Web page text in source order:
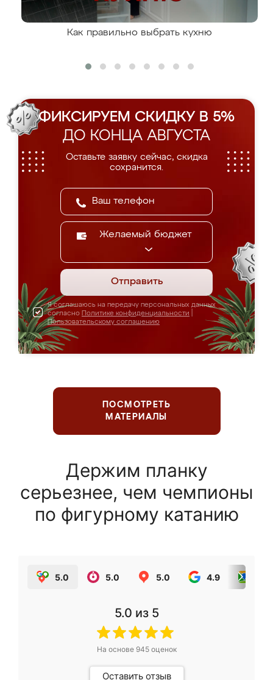
Как правильно выбрать кухню
ФИКСИРУЕМ СКИДКУ В 5%
ДО КОНЦА АВГУСТА
Оставьте заявку сейчас, скидка
сохранится.
Желаемый бюджет
Отправить
Я соглашаюсь на передачу персональных данных
согласно Политике конфиденциальности
Пользовательскому соглашению
ПОСМОТРЕТЬ
МАТЕРИАЛЫ
Держим планку
серьезнее, чем чемпионы
по фигурному катанию
5.0 5.0 5.0 4.9
5.0 из 5
На основе 945оценок
Оставить отзыв